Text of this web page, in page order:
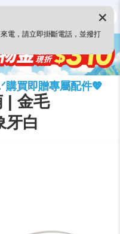
電，請立即掛斷電話，並撥打
✕
購買即贈專屬配件💖
| 金毛
牙白